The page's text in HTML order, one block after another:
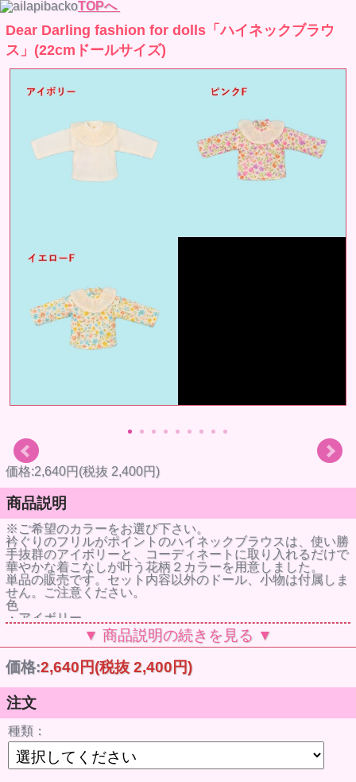
TOPへ
Dear Darling fashion for dolls「ハイネックブラウ
ス」(22cmドールサイズ)
価格:2,640円(税抜 2,400円)
商品説明
※ご希望のカラーをお選び下さい。
衿ぐりのフリルがポイントのハイネックブラウスは、使い勝
手抜群のアイボリーと、コーディネートに取り入れるだけで
華やかな着こなしが叶う花柄２カラーを用意しました。
単品の販売です。セット内容以外のドール、小物は付属しま
せん。ご注意ください。
色
・アイボリー
サイズ 22センチドール用
(ネオブライス用)
【お取扱いの注意事項】
●デザイン性を重視して作られており、ドール本体に色移行
する恐れがあります。
遊んだあとは必ず脱がせて保管するなど、長時間ドールに着
せたままにするのはお避けください。
ドールに色移行した際の責任は負いかねます。なお、右記の
理由による返品・交換はできませんのでご了承ください。
▼ 商品説明の続きを見る ▼
価格:2,640円(税抜 2,400円)
注文
種類：